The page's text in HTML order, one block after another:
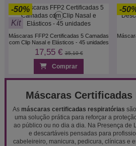
-50%
Kit
Máscaras FFP2 Certificadas 5 Camadas
com Clip Nasal e Elásticos - 45 unidades
17,55 €35,10 €
Comprar
-
Máscaras
As máscaras certificadas respiratórias
uma solução prática para reforçar a
ao público ou no dia a dia. Na Presença de
e descartáveis pensadas para
cabeleireiro, manicura, pedicura, clínicas e